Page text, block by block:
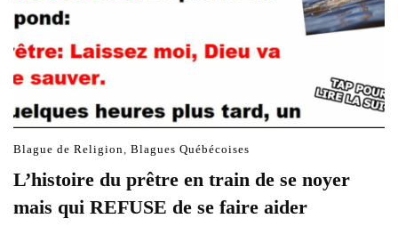
Blague de Religion Blagues Québécoises
L’histoire du prêtre en train de se noyer
mais qui REFUSE de se faire aider